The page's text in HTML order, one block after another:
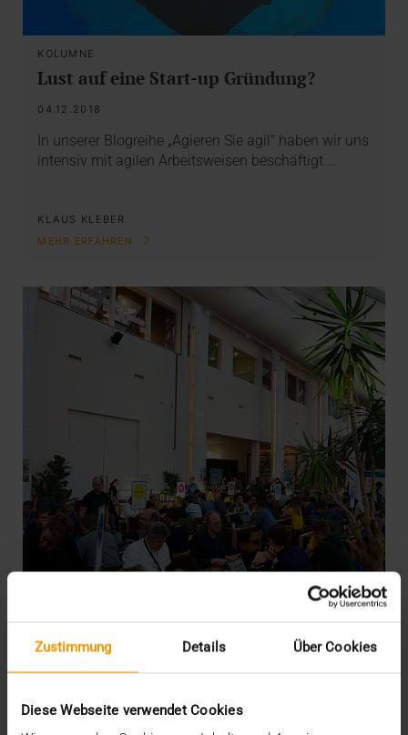
Zustimmung Details Über Cookies
Diese Webseite verwendet Cookies
KOLUMNE
Lust auf eine Start-up Gründung?
04.12.2018
In unserer Blogreihe „Agieren Sie agil" haben wir uns
intensiv mit agilen Arbeitsweisen beschäftigt.…
KLAUS KLEBER
MEHR ERFAHREN